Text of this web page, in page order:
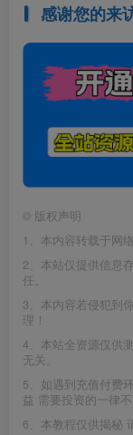
感谢您的来
© 版权声明
1、本内容转载于网
2、本站仅提供信息
任。
3、本内容若侵犯到
理！
4、本站全资源仅供
无关。
5、如遇到充值付费
益 需要投资的一律
6、本教程仅供揭秘